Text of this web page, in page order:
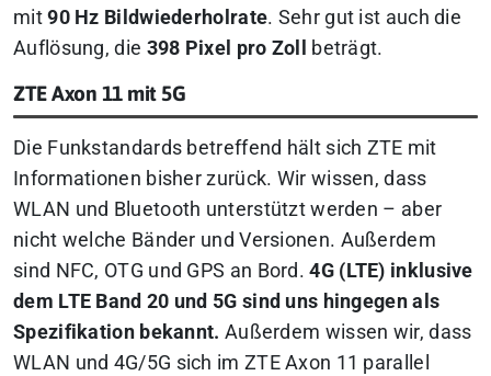
mit90 Hz Bildwiederholrate. Sehr gut ist auch die
Auflösung, die 398 Pixel pro Zoll beträgt.
ZTE Axon 11 mit 5G
Die Funkstandards betreffend hält sich ZTE mit
Informationen bisher zurück. Wir wissen, dass
WLAN und Bluetooth unterstützt werden – aber
nicht welche Bänder und Versionen. Außerdem
sind NFC, OTG und GPS an Bord.4G (LTE) inklusive
dem LTE Band 20 und 5G sind uns hingegen als
Spezifikation bekannt. Außerdem wissen wir, dass
WLAN und 4G/5G sich im ZTE Axon 11 parallel